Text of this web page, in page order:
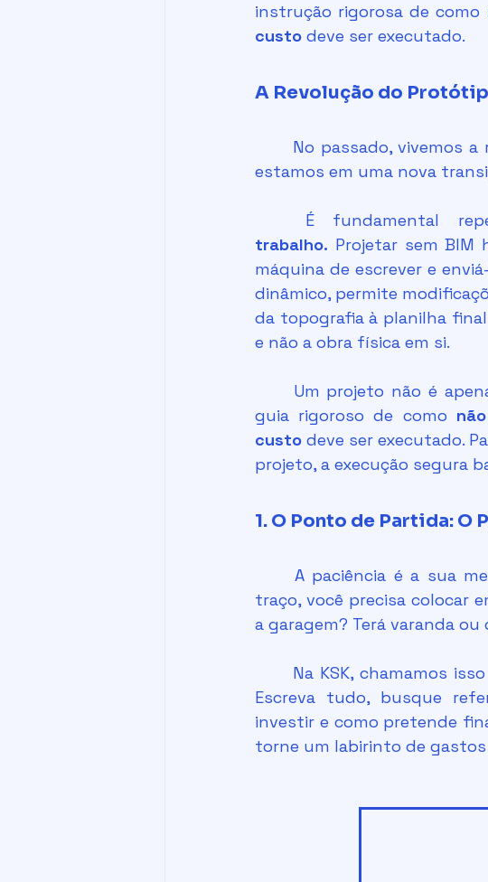
instrução rigorosa de como
custo deve ser executado.
A Revolução do
estamos em uma nova
É fundamental
trabalho. Projetar sem BIM
máquina de escrever e
dinâmico, permite
da topografia à planilha
e não a obra física em si.
guia rigoroso de como não
custo deve ser executado.
projeto, a execução segura
1. O Ponto de Partida:
traço, você precisa colocar
a garagem? Terá varanda ou
Na KSK, chamamos
Escreva tudo, busque
investir e como pretende
torne um labirinto de